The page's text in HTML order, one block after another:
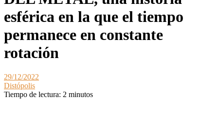
esférica en la que el tiempo
permanece en constante
rotación
29/12/2022
Distópolis
Tiempo de lectura: 2 minutos